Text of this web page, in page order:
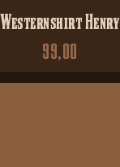
Westernshirt Henry
99,00